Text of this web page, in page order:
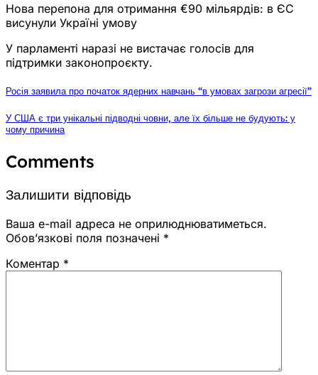
Нова перепона для отримання €90 мільярдів: в ЄС
висунули Україні умову
У парламенті наразі не вистачає голосів для
підтримки законопроєкту.
Росія заявила про початок ядерних навчань “в умовах загрози агресії”
У США є три унікальні підводні човни, але їх більше не будують: у
чому причина
Comments
Залишити відповідь
Ваша e-mail адреса не оприлюднюватиметься.
Обов’язкові поля позначені *
Коментар *